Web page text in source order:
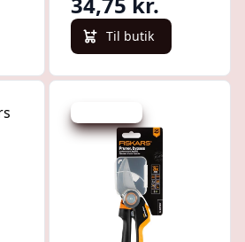
Til butik